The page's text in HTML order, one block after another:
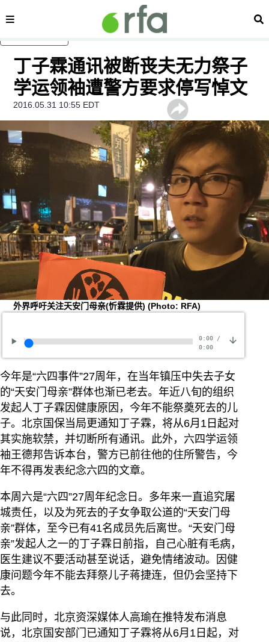
内容分类 搜
丁子霖通讯被断丧夫无力祭子
学运领袖遭警方要求停写悼文
2016.05.31 10:55 EDT
外界呼吁关注天安门母亲(忻霖提供)(Photo: RFA)
0:00/
0:00
今年是“六四事件”27周年，在当年镇压中失去子女
的“天安门母亲”群体也渐已老去。年近八旬的组织
发起人丁子霖因健康原因，今年不能祭奠死去的儿
子。北京国保当局更通知丁子霖，将从6月1日起对
其实施软禁，并切断所有通讯。此外，六四学运领
袖王德邦告诉本台，警方已前往他的住所警告，今
年不得再发表纪念六四的文章。
本周六是“六四”27周年纪念日。多年来一直追究屠
城责任，以及为死去的子女争取公道的“天安门母
亲”群体，至今已有41名成员先后离世。“天安门母
亲”发起人之一的丁子霖日前指，自己心脏有毛病，
医生建议不要活动甚至说话，避免情绪波动。因健
康问题今年不能去拜祭儿子蒋捷连，但仍会坚持下
去。
与此同时，北京资深媒体人高瑜在推特发布消息
说，北京国安部门已通知丁子霖将从6月1日起，对